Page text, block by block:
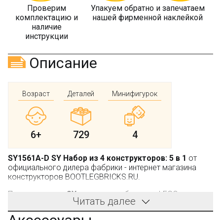
Проверим
комплектацию и
наличие
инструкции
Упакуем обратно и запечатаем
нашей фирменной наклейкой
Описание
Возраст
6+
Деталей
729
Минифигурок
4
SY1561A-D SY Набор из 4 конструкторов: 5 в 1 от
официального дилера фабрики - интернет магазина
конструкторов BOOTLEGBRICKS.RU.
Производитель: SY , не является брендом LEGO.
Этот набор будет интересен каждому ребенку в
Читать далее